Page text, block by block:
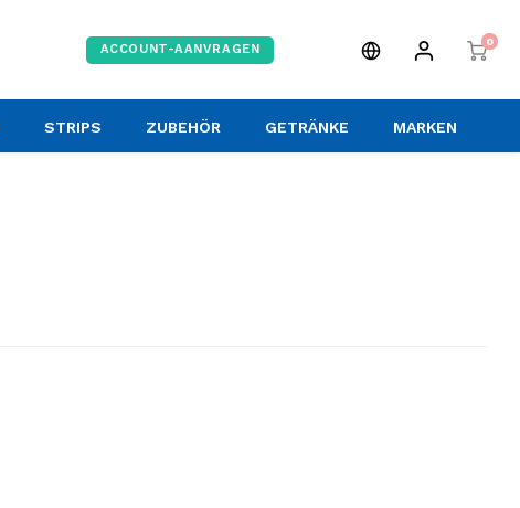
ACCOUNT-AANVRAGEN
0
STRIPS ZUBEHÖR GETRÄNKE MARKEN